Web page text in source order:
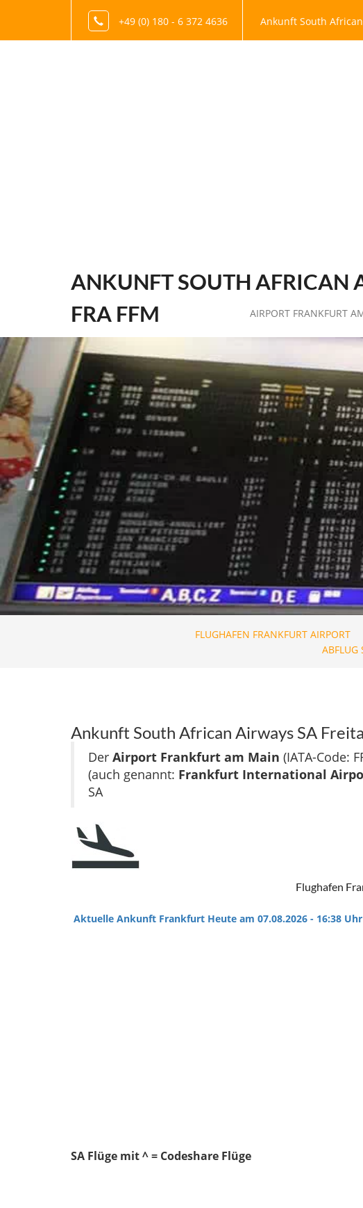
+49 (0) 180 - 6 372 4636 Ankunft South
ANKUNFT SOUTH AFRICAN
FRA FFM
AIRPORT FRANKFURT
FLUGHAFEN FRANKFURT AIRPORT
ABFLUG
Ankunft South African Airways SA
Der Airport Frankfurt am Main (IATA-Code:
(auch genannt: Frankfurt International
SA
Flughafen
Aktuelle Ankunft Frankfurt Heute am 07.08.2026 - 16:38 Uhr
SA Flüge mit ^ = Codeshare Flüge